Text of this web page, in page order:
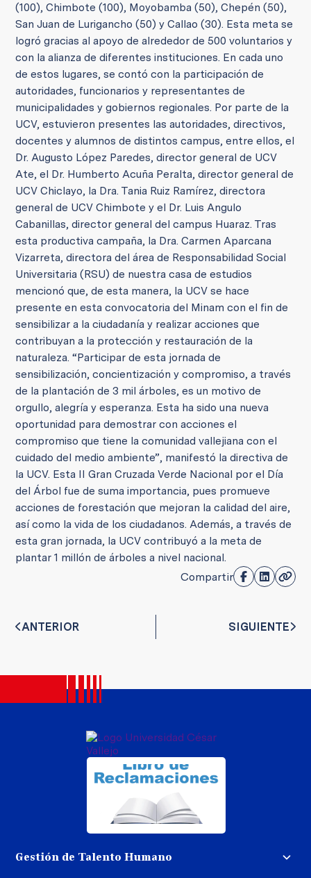
(100), Chimbote (100), Moyobamba (50), Chepén (50),
San Juan de Lurigancho (50) y Callao (30). Esta meta se
logró gracias al apoyo de alrededor de 500 voluntarios y
con la alianza de diferentes instituciones. En cada uno
de estos lugares, se contó con la participación de
autoridades, funcionarios y representantes de
municipalidades y gobiernos regionales. Por parte de la
UCV, estuvieron presentes las autoridades, directivos,
docentes y alumnos de distintos campus, entre ellos, el
Dr. Augusto López Paredes, director general de UCV
Ate, el Dr. Humberto Acuña Peralta, director general de
UCV Chiclayo, la Dra. Tania Ruiz Ramírez, directora
general de UCV Chimbote y el Dr. Luis Angulo
Cabanillas, director general del campus Huaraz. Tras
esta productiva campaña, la Dra. Carmen Aparcana
Vizarreta, directora del área de Responsabilidad Social
Universitaria (RSU) de nuestra casa de estudios
mencionó que, de esta manera, la UCV se hace
presente en esta convocatoria del Minam con el fin de
sensibilizar a la ciudadanía y realizar acciones que
contribuyan a la protección y restauración de la
naturaleza. “Participar de esta jornada de
sensibilización, concientización y compromiso, a través
de la plantación de 3 mil árboles, es un motivo de
orgullo, alegría y esperanza. Esta ha sido una nueva
oportunidad para demostrar con acciones el
compromiso que tiene la comunidad vallejiana con el
cuidado del medio ambiente”, manifestó la directiva de
la UCV. Esta II Gran Cruzada Verde Nacional por el Día
del Árbol fue de suma importancia, pues promueve
acciones de forestación que mejoran la calidad del aire,
así como la vida de los ciudadanos. Además, a través de
esta gran jornada, la UCV contribuyó a la meta de
plantar 1 millón de árboles a nivel nacional.
Compartir
ANTERIOR SIGUIENTE
Gestión de Talento Humano